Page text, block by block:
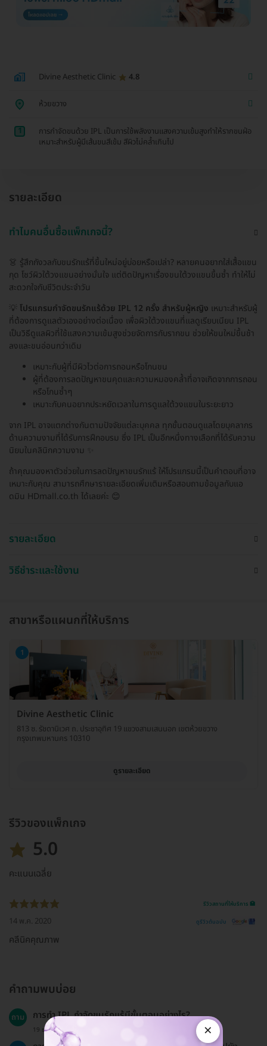
Divine Aesthetic Clinic 4.8
ห้วยขวาง
1
การกำจัดขนด้วย IPL เป็นการใช้พลังงานแสงความเข้มสูงทำให้รากขนฝ่อ
เหมาะสำหรับผู้มีเส้นขนสีเข้ม สีผิวไม่คล้ำเกินไป
รายละเอียด
ทำไมคนอื่นซื้อแพ็กเกจนี้?
👗 รู้สึกกังวลกับขนรักแร้ที่ขึ้นใหม่อยู่บ่อยหรือเปล่า? หลายคนอยากใส่เสื้อแขน
กุด โชว์ผิวใต้วงแขนอย่างมั่นใจ แต่ติดปัญหาเรื่องขนใต้วงแขนขึ้นซ้ำ ทำให้ไม่
สะดวกใจกับชีวิตประจำวัน
💡 โปรแกรมกำจัดขนรักแร้ด้วย IPL 12 ครั้ง สำหรับผู้หญิง เหมาะสำหรับผู้
ที่ต้องการดูแลตัวเองอย่างต่อเนื่อง เพื่อผิวใต้วงแขนที่แลดูเรียบเนียน IPL
เป็นวิธีดูแลผิวที่ใช้แสงความเข้มสูงช่วยจัดการกับรากขน ช่วยให้ขนใหม่ขึ้นช้า
ลงและขนอ่อนกว่าเดิม
เหมาะกับผู้ที่มีผิวไวต่อการถอนหรือโกนขน
ผู้ที่ต้องการลดปัญหาขนคุดและความหมองคล้ำที่อาจเกิดจากการถอน
หรือโกนซ้ำๆ
เหมาะกับคนอยากประหยัดเวลาในการดูแลใต้วงแขนในระยะยาว
จาก IPL อาจแตกต่างกันตามปัจจัยแต่ละบุคคล ทุกขั้นตอนดูแลโดยบุคลากร
ด้านความงามที่ได้รับการฝึกอบรม ซึ่ง IPL เป็นอีกหนึ่งทางเลือกที่ได้รับความ
นิยมในคลินิกความงาม ✨
ถ้าคุณมองหาตัวช่วยในการลดปัญหาขนรักแร้ ให้โปรแกรมนี้เป็นคำตอบที่อาจ
เหมาะกับคุณ สามารถศึกษารายละเอียดเพิ่มเติมหรือสอบถามข้อมูลกับแอ
ดมิน HDmall.co.th ได้เลยค่ะ 😊
รายละเอียด
วิธีชำระและใช้งาน
สาขาหรือแผนกที่ให้บริการ
1
Divine Aesthetic Clinic
813 ซ. รัชดานิเวศ ถ. ประชาอุทิศ 19 แขวงสามเสนนอก เขตห้วยขวาง
กรุงเทพมหานคร 10310
ดูรายละเอียด
รีวิวของแพ็กเกจ
5.0
คะแนนเฉลี่ย
รีวิวสถานที่ให้บริการ 🏥
14 พ.ค. 2020 ดูรีวิวต้นฉบับ
คลีนิคคุณภาพ
คำถามพบบ่อย
ถาม การทำ IPL กำจัดขนรักแร้มีขั้นตอนอย่างไร?
19 ธ.ค. 2024 ×